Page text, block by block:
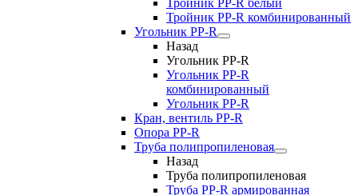
Тройник РР-R белый
Тройник РР-R комбинированный
Угольник PP-R
Назад
Угольник PP-R
Угольник РР-R
комбинированный
Угольник РР-R
Кран, вентиль PP-R
Опора PP-R
Труба полипропиленовая
Назад
Труба полипропиленовая
Труба PP-R армированная